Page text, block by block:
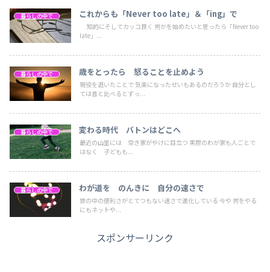
暮らしの中で これからも 「Never too late」 ＆ 「ing」で
知的にそしてカッコ良く 何かを始めたいと思ったら「Never too
late」...
暮らしの中で 歳をとったら 怒ることを止めよう
現役を退いたことで 気楽になったせいもあるのだろうか 自分とし
ては昔と比べるとずっ...
暮らしの中で 変わる時代 バトンはどこへ
最近の山里には 空き家がやけに目立つ 実際のわが家も人ごとで
はなく 子どもも...
暮らしの中で わが道を のんきに 自分の速さで
世の中の便利さがとてつもない速さで進化している 今や 何をやる
にもネットや...
スポンサーリンク